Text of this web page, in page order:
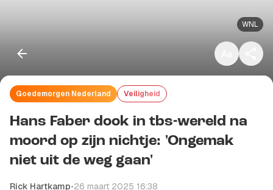
WNL
Goedemorgen Nederland Veiligheid
Hans Faber dook in tbs-wereld na
moord op zijn nichtje: 'Ongemak
niet uit de weg gaan'
Rick Hartkamp•26 maart 2025 16:38